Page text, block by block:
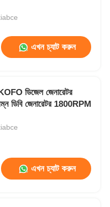
এখন চ্যাট করুন
ডিজেল জেনারেটর
ডিবি জেনারেটর 1800RPM
এখন চ্যাট করুন